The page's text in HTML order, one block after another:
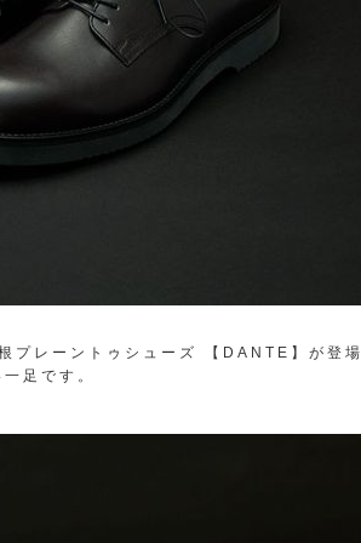
レーントゥシューズ 【DANTE】が登場
足です。